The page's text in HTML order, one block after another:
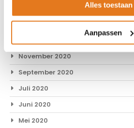
Alles toestaan
Aanpassen
Februari 2021
November 2020
September 2020
Juli 2020
Juni 2020
Mei 2020